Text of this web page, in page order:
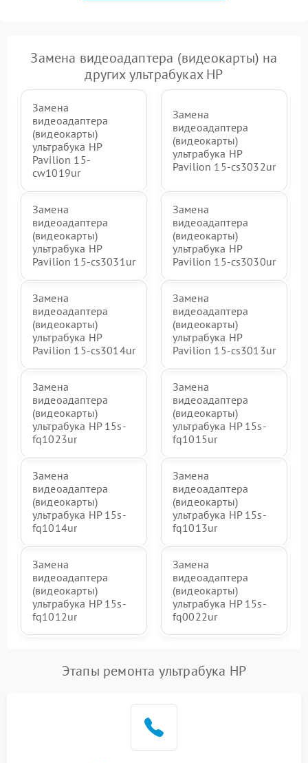
Замена видеоадаптера (видеокарты) на
других ультрабуках HP
Замена
видеоадаптера
(видеокарты)
ультрабука HP
Pavilion 15-
cw1019ur
Замена
видеоадаптера
(видеокарты)
ультрабука HP
Pavilion 15-cs3032ur
Замена
видеоадаптера
(видеокарты)
ультрабука HP
Pavilion 15-cs3031ur
Замена
видеоадаптера
(видеокарты)
ультрабука HP
Pavilion 15-cs3030ur
Замена
видеоадаптера
(видеокарты)
ультрабука HP
Pavilion 15-cs3014ur
Замена
видеоадаптера
(видеокарты)
ультрабука HP
Pavilion 15-cs3013ur
Замена
видеоадаптера
(видеокарты)
ультрабука HP 15s-
fq1023ur
Замена
видеоадаптера
(видеокарты)
ультрабука HP 15s-
fq1015ur
Замена
видеоадаптера
(видеокарты)
ультрабука HP 15s-
fq1014ur
Замена
видеоадаптера
(видеокарты)
ультрабука HP 15s-
fq1013ur
Замена
видеоадаптера
(видеокарты)
ультрабука HP 15s-
fq1012ur
Замена
видеоадаптера
(видеокарты)
ультрабука HP 15s-
fq0022ur
Этапы ремонта ультрабука HP